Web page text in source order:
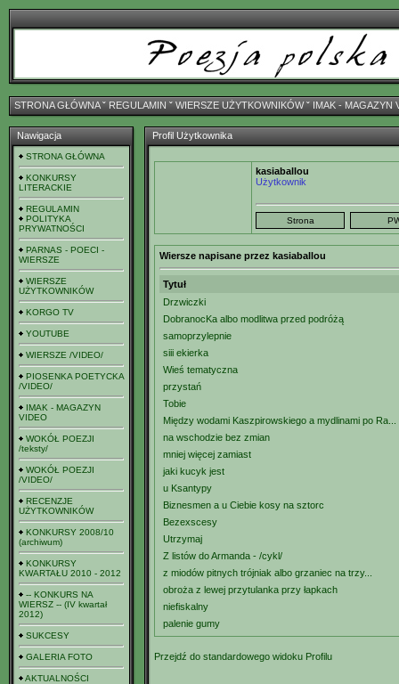
STRONA GŁÓWNAˇ REGULAMIN ˇ WIERSZE UŻYTKOWNIKÓWˇ IMAK - MAGAZYN
Nawigacja
STRONA GŁÓWNA
KONKURSY
LITERACKIE
REGULAMIN
POLITYKA
PRYWATNOŚCI
PARNAS - POECI -
WIERSZE
WIERSZE
UŻYTKOWNIKÓW
KORGO TV
YOUTUBE
WIERSZE /VIDEO/
PIOSENKA POETYCKA
/VIDEO/
IMAK - MAGAZYN
VIDEO
WOKÓŁ POEZJI
/teksty/
WOKÓŁ POEZJI
/VIDEO/
RECENZJE
UŻYTKOWNIKÓW
KONKURSY 2008/10
(archiwum)
KONKURSY
KWARTAŁU 2010 - 2012
-- KONKURS NA
WIERSZ -- (IV kwartał
2012)
SUKCESY
GALERIA FOTO
AKTUALNOŚCI
Profil Użytkownika
kasiaballou
Użytkownik
Wiersze napisane przez kasiaballou
Tytuł
Drzwiczki
DobranocKa albo modlitwa przed podróżą
samoprzylepnie
siii ekierka
Wieś tematyczna
przystań
Tobie
Między wodami Kaszpirowskiego a mydlinami po Ra...
na wschodzie bez zmian
mniej więcej zamiast
jaki kucyk jest
u Ksantypy
Biznesmen a u Ciebie kosy na sztorc
Bezexscesy
Utrzymaj
Z listów do Armanda - /cykl/
z miodów pitnych trójniak albo grzaniec na trzy...
obroża z lewej przytulanka przy łapkach
niefiskalny
palenie gumy
Przejdź do standardowego widoku Profilu